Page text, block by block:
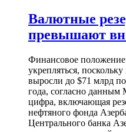
Валютные
превышают
Финансовое
укрепляться,
выросли до $71 млрд
года, согласно данным
цифра, включающая
нефтяного фонда
Центрального банка